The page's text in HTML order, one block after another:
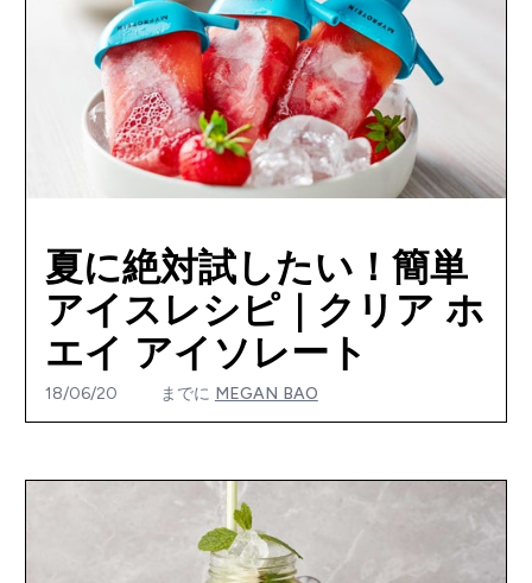
夏に絶対試したい！簡単
アイスレシピ｜クリア ホ
エイ アイソレート
18/06/20 までに MEGAN BAO